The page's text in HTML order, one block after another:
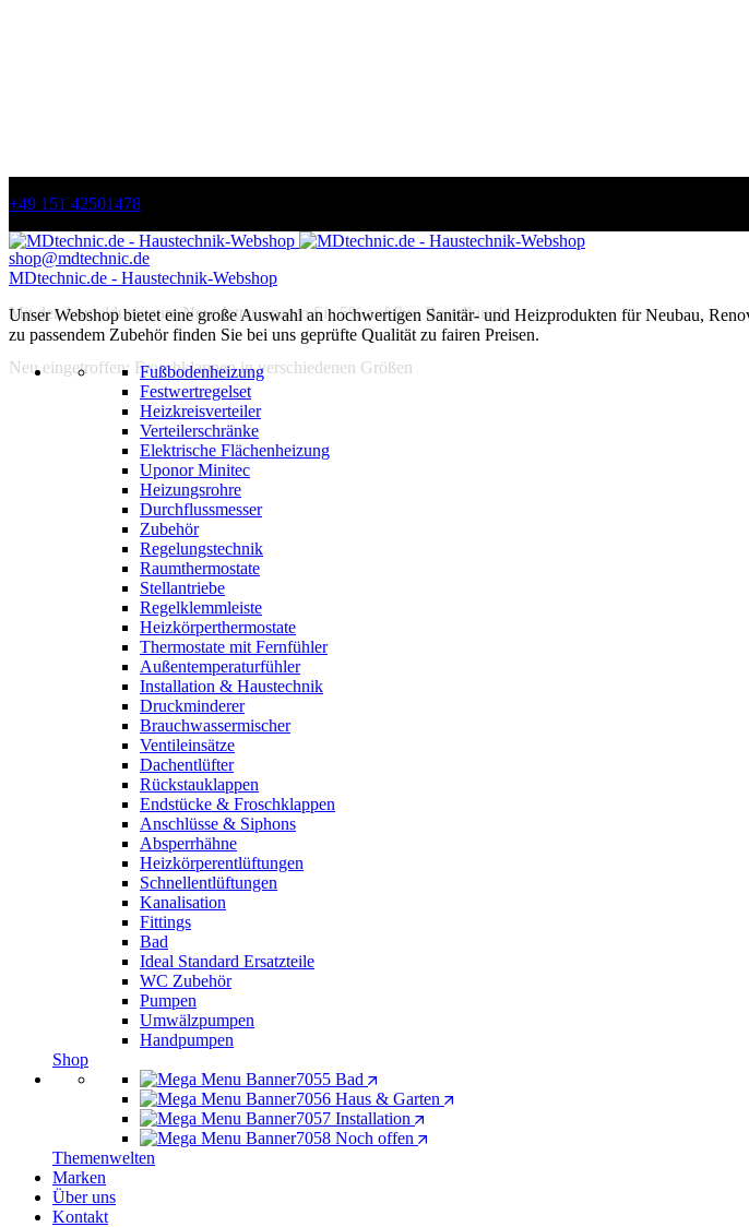
+49 151 42501478
shop@mdtechnic.de
Mit der Anmeldung zum Newsletter, sparen Sie 5% auf Ihre Bestellung!
Neu eingetroffen: Froschklappen in verschiedenen Größen
MDtechnic.de - Haustechnik-Webshop
Unser Webshop bietet eine große Auswahl an hochwertigen Sanitär- und Heizprodukten für Neubau,
zu passendem Zubehör finden Sie bei uns geprüfte Qualität zu fairen Preisen.
Fußbodenheizung
Festwertregelset
Heizkreisverteiler
Verteilerschränke
Elektrische Flächenheizung
Uponor Minitec
Heizungsrohre
Durchflussmesser
Zubehör
Regelungstechnik
Raumthermostate
Stellantriebe
Regelklemmleiste
Heizkörperthermostate
Thermostate mit Fernfühler
Außentemperaturfühler
Installation & Haustechnik
Druckminderer
Brauchwassermischer
Ventileinsätze
Dachentlüfter
Rückstauklappen
Endstücke & Froschklappen
Anschlüsse & Siphons
Absperrhähne
Heizkörperentlüftungen
Schnellentlüftungen
Kanalisation
Fittings
Bad
Ideal Standard Ersatzteile
WC Zubehör
Pumpen
Umwälzpumpen
Handpumpen
Shop
Bad
Haus & Garten
Installation
Noch offen
Themenwelten
Marken
Über uns
Kontakt